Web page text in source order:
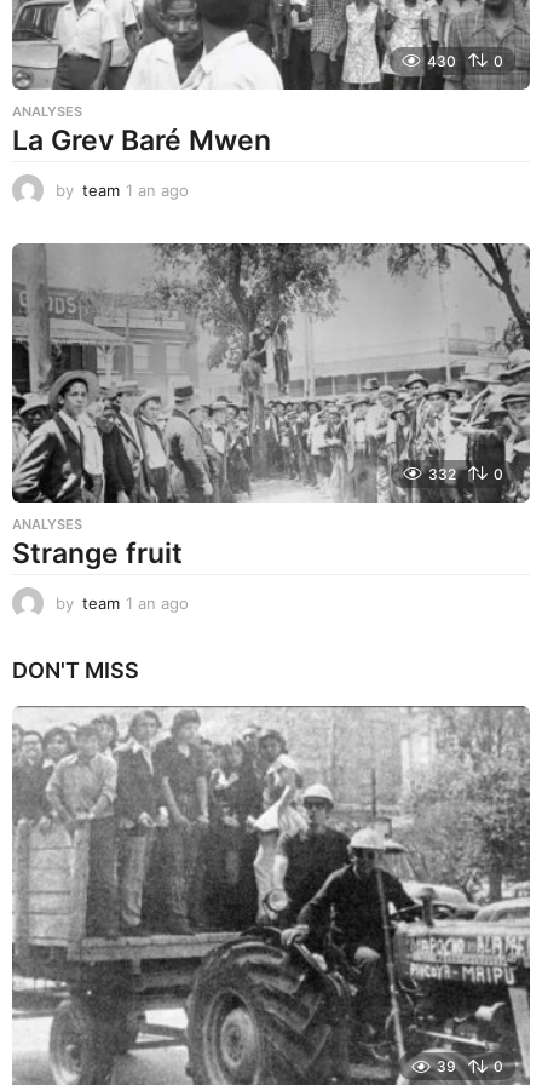
430 0
ANALYSES
La Grev Baré Mwen
by team 1 an ago
a
g
o
332 0
ANALYSES
Strange fruit
by team 1 an ago
o
DON'T MISS
39 0